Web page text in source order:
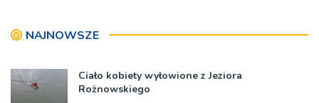
NAJNOWSZE
Ciało kobiety wyłowione z Jeziora
Rożnowskiego